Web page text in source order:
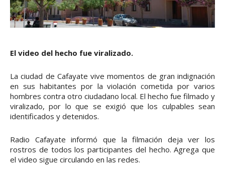
El video del hecho fue viralizado.
La ciudad de Cafayate vive momentos de gran indignación
en sus habitantes por la violación cometida por varios
hombres contra otro ciudadano local. El hecho fue filmado y
viralizado, por lo que se exigió que los culpables sean
identificados y detenidos.
Radio Cafayate informó que la filmación deja ver los
rostros de todos los participantes del hecho. Agrega que
el video sigue circulando en las redes.